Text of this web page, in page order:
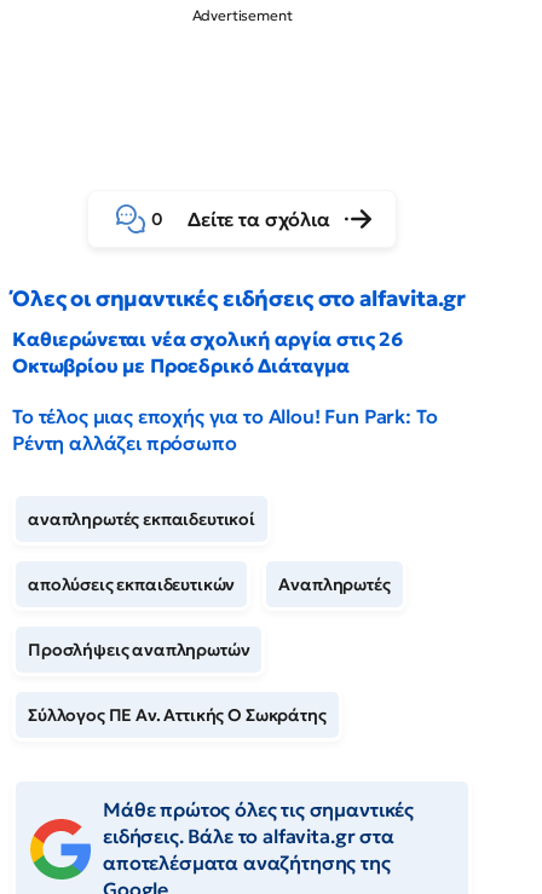
0 Δείτε τα σχόλια
Όλες οι σημαντικές ειδήσεις στο alfavita.gr
Καθιερώνεται νέα σχολική αργία στις 26
Οκτωβρίου με Προεδρικό Διάταγμα
Το τέλος μιας εποχής για το Allou! Fun Park: Το
Ρέντη αλλάζει πρόσωπο
αναπληρωτές εκπαιδευτικοί
απολύσεις εκπαιδευτικών Αναπληρωτές
Προσλήψεις αναπληρωτών
Σύλλογος ΠΕ Αν. Αττικής Ο Σωκράτης
Μάθε πρώτος όλες τις σημαντικές
ειδήσεις. Βάλε το alfavita.gr στα
αποτελέσματα αναζήτησης της
Google